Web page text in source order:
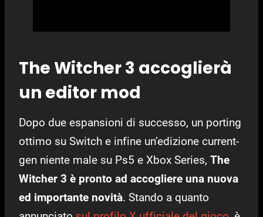
The Witcher 3 accoglierà
un editor mod
Dopo due espansioni di successo, un porting
ottimo su Switch e infine un’edizione current-
gen niente male su Ps5 e Xbox Series, The
Witcher 3 è pronto ad accogliere una nuova
ed importante novità. Stando a quanto